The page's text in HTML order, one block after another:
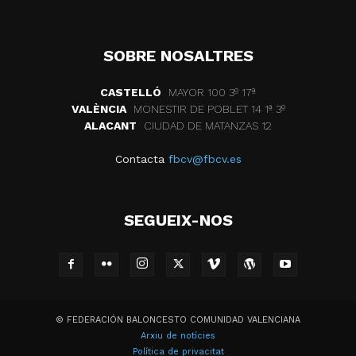
SOBRE NOSALTRES
CASTELLÓ
MAYOR 100 3º 17ª
VALÈNCIA
MONESTIR DE POBLET 14 1ª 3º
ALACANT
CIUDAD DE MATANZAS 12
Contacta fbcv@fbcv.es
SEGUEIX-NOS
© FEDERACIÓN BALONCESTO COMUNIDAD VALENCIANA
Arxiu de notícies
Política de privacitat